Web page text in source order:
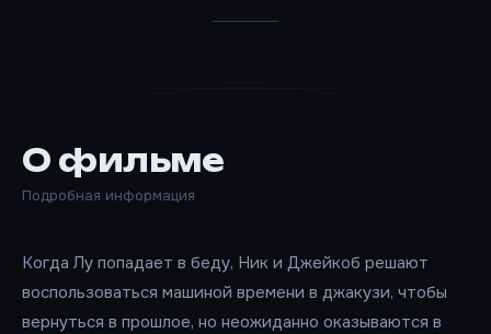
О фильме
Подробная информация
Когда Лу попадает в беду, Ник и Джейкоб решают
воспользоваться машиной времени в джакузи, чтобы
вернуться в прошлое, но неожиданно оказываются в